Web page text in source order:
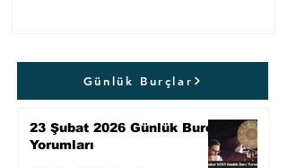
Günlük Burçlar
23 Şubat 2026 Günlük Burç
Yorumları